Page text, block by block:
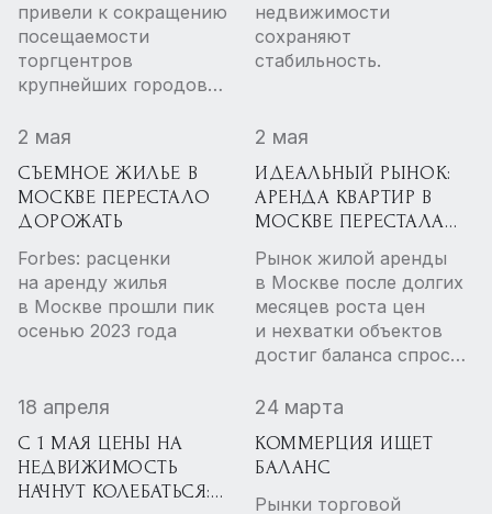
привели к сокращению
посещаемости
торгцентров
крупнейших городов
на 2–3% год к году.
недвижимости
сохраняют
стабильность.
2 мая
СЪЕМНОЕ ЖИЛЬЕ В
МОСКВЕ ПЕРЕСТАЛО
ДОРОЖАТЬ
Forbes: расценки
на аренду жилья
в Москве прошли пик
осенью 2023 года
2 мая
ИДЕАЛЬНЫЙ РЫНОК:
АРЕНДА КВАРТИР В
МОСКВЕ ПЕРЕСТАЛА
Рынок жилой аренды
в Москве после долгих
месяцев роста цен
и нехватки объектов
достиг баланса спроса
собеседники Forbes.
стабилизировался,
предложение
восстанавливается,
18 апреля
С 1 МАЯ ЦЕНЫ НА
НЕДВИЖИМОСТЬ
НАЧНУТ КОЛЕБАТЬСЯ:
24 марта
КОММЕРЦИЯ ИЩЕТ
БАЛАНС
Рынки торговой